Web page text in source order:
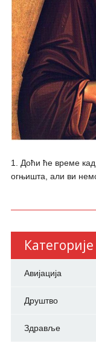
1. Доћи ће време
огњишта, али ви
Категорије
Авијација
Друштво
Здравље